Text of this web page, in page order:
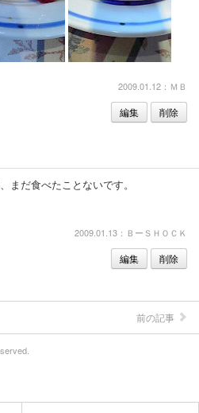
2009.01.12：ＭＢ
編集 削除
まだ食べたことないです。
2009.01.13：ＢーＳＨＯＣＫ
編集 削除
前の記事